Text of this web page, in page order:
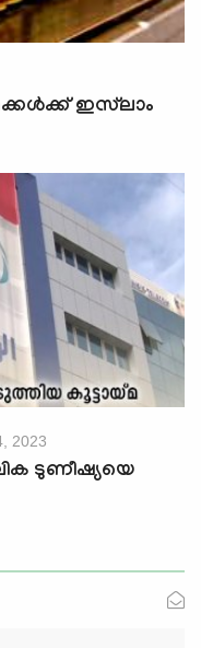
ഇസ്‌ലാം
2023
ടുണീഷ്യയെ